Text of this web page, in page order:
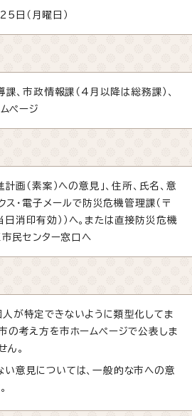
日（月曜日）
、市政情報課（4月以降は総務課）、
ページ
画（素案）への意見」、住所、氏名、意
ス・電子メールで防災危機管理課（〒
消印有効））へ。または直接防災危機
民センター窓口へ
が特定できないように類型化してま
の考え方を市ホームページで公表しま
ん。
意見については、一般的な市への意